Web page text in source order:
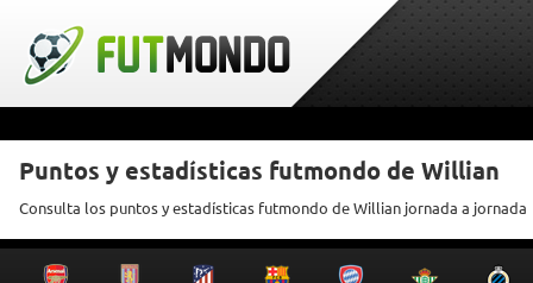
Puntos y estadísticas futmondo de Willian
Consulta los puntos y estadísticas futmondo de Willian jornada a jornada